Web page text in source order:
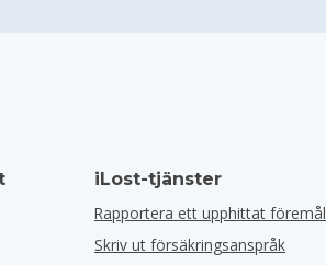
iLost-tjänster
Rapportera ett upphittat föremål
Skriv ut försäkringsanspråk